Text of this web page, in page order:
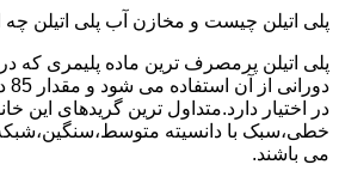
پلی اتیلن چیست و مخازن آب پلی اتیلن چه
پلی اتیلن پرمصرف ترین ماده پلیمری که
در اختیار دارد.متداول ترین گریدهای این
خطی،سبک با دانسیته
می باشند.